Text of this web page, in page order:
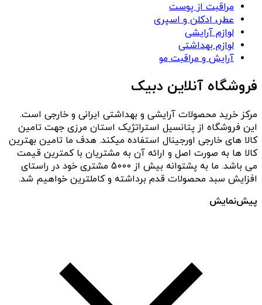
مراقبت از پوست
عطر، ادکلن و اسپری
لوازم آرایشی
لوازم بهداشتی
آرایش و مراقبت مو
فروشگاه آنلاین دبیک
مرکز خرید محصولات آرایشی و بهداشتی ایرانی و خارجی است.
این فروشگاه از پتانسیل استراتژیک استان مرزی جهت تامین
کالا های خارجی اورجینال استفاده میکند. هدف ما تامین بهترین
کالا ها به صورت اصل و ارائه آن به مشتریان با کمترین قیمت
می باشد. ما به پشتوانه بیش از 5000 مشتری خود در راستای
افزایش سبد محصولات قدم برداشته و کاملترین خواهیم شد.
پیش‌نمایش